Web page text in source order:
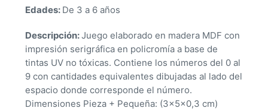
Edades: De 3 a 6 años
Descripción:Juego elaborado en madera MDF con
impresión serigráfica en policromía a base de
tintas UV no tóxicas. Contiene los números del 0 al
9 con cantidades equivalentes dibujadas al lado del
espacio donde corresponde el número.
Dimensiones Pieza + Pequeña: (3x5x0,3 cm)